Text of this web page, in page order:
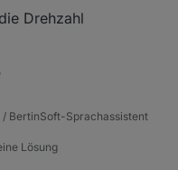
Drehzahl
BertinSoft-Sprachassistent
Lösung